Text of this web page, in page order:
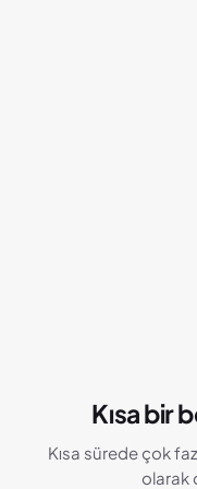
Kısa bir
Kısa sürede çok
olarak